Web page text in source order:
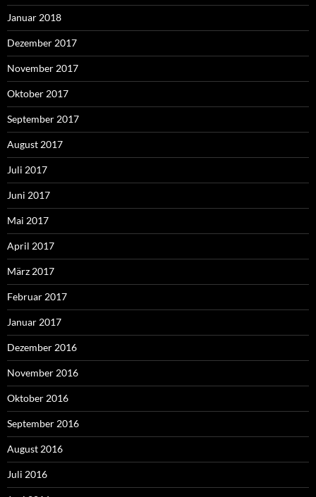
Januar 2018
Dezember 2017
November 2017
Oktober 2017
September 2017
August 2017
Juli 2017
Juni 2017
Mai 2017
April 2017
März 2017
Februar 2017
Januar 2017
Dezember 2016
November 2016
Oktober 2016
September 2016
August 2016
Juli 2016